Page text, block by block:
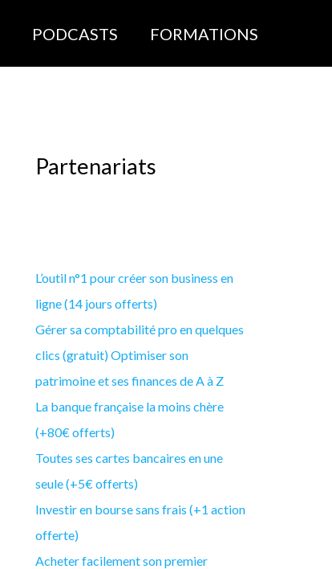
PODCASTS FORMATIONS
Partenariats
L’outil n°1 pour créer son business en
ligne (14 jours offerts)
Gérer sa comptabilité pro en quelques
clics (gratuit)Optimiser son
patrimoine et ses finances de A à Z
La banque française la moins chère
(+80€ offerts)
Toutes ses cartes bancaires en une
seule (+5€ offerts)
Investir en bourse sans frais (+1 action
offerte)
Acheter facilement son premier